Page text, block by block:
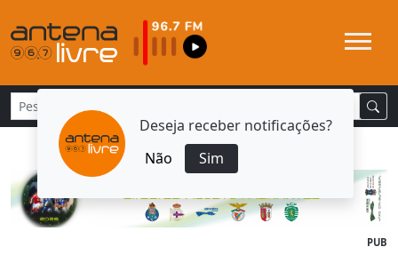
Deseja receber notificações?
Não
Sim
PUB